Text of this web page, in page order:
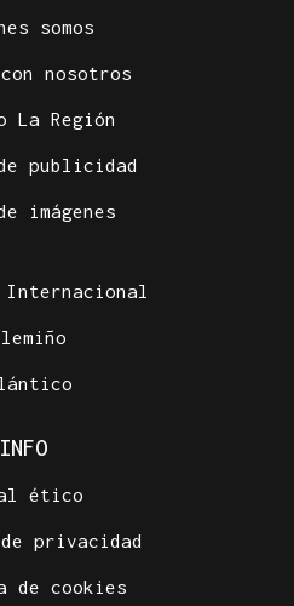
somos
nosotros
La Región
publicidad
imágenes
Internacional
INFO
ético
privacidad
de cookies